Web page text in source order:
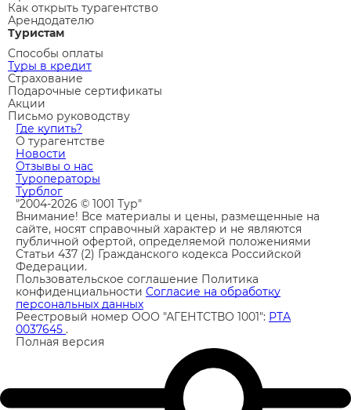
Как открыть турагентство
Арендодателю
Туристам
Способы оплаты
Туры в кредит
Страхование
Подарочные сертификаты
Акции
Письмо руководству
Где купить?
О турагентстве
Новости
Отзывы о нас
Туроператоры
Турблог
"2004-2026 © 1001 Тур"
Внимание! Все материалы и цены, размещенные на
сайте, носят справочный характер и не являются
публичной офертой, определяемой положениями
Статьи 437 (2) Гражданского кодекса Российской
Федерации.
Пользовательское соглашение Политика
конфиденциальности Согласие на обработку
персональных данных
Реестровый номер ООО "АГЕНТСТВО 1001": РТА
0037645 .
Полная версия